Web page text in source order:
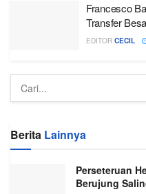
Francesco
Transfer
EDITOR CECIL
Berita Lainnya
Perseteruan
Berujung